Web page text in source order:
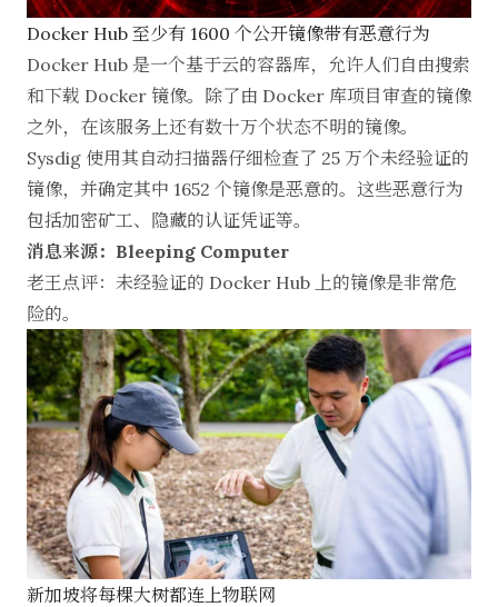
Docker Hub 至少有 1600 个公开镜像带有恶意行为
Docker Hub 是一个基于云的容器库，允许人们自由搜索
和下载 Docker 镜像。除了由 Docker 库项目审查的镜像
之外，在该服务上还有数十万个状态不明的镜像。
Sysdig 使用其自动扫描器仔细检查了 25 万个未经验证的
镜像，并确定其中 1652 个镜像是恶意的。这些恶意行为
包括加密矿工、隐藏的认证凭证等。
消息来源：Bleeping Computer
老王点评：未经验证的 Docker Hub 上的镜像是非常危
险的。
新加坡将每棵大树都连上物联网